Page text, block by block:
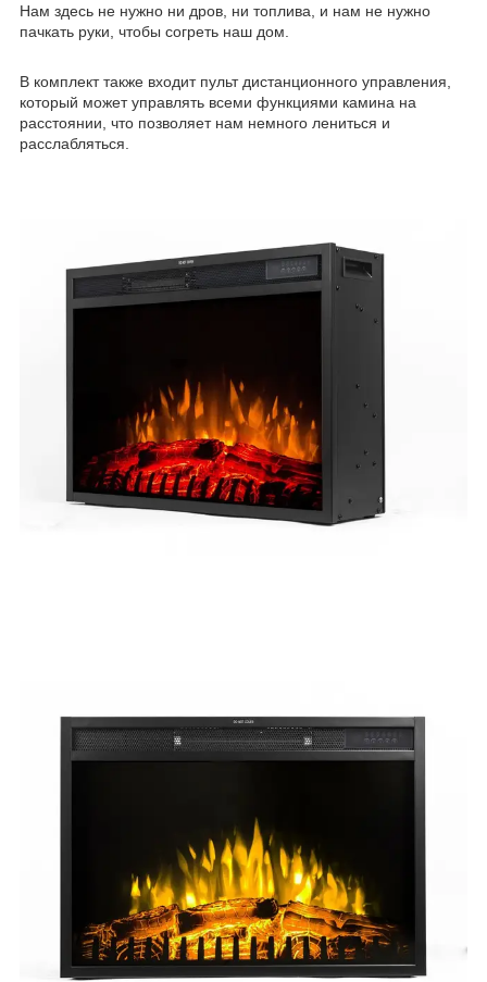
Нам здесь не нужно ни дров, ни топлива, и нам не нужно
пачкать руки, чтобы согреть наш дом.
В комплект также входит пульт дистанционного управления,
который может управлять всеми функциями камина на
расстоянии, что позволяет нам немного лениться и
расслабляться.